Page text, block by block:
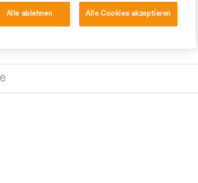
Alle ablehnen Alle Cookies akzeptieren